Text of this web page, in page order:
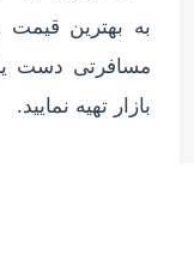
به بهترین قیمت
مسافرتی دست
بازار تهیه نمایید.